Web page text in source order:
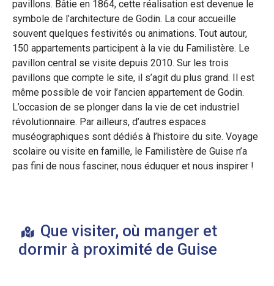
pavillons. Bâtie en 1864, cette réalisation est devenue le
symbole de l’architecture de Godin. La cour accueille
souvent quelques festivités ou animations. Tout autour,
150 appartements participent à la vie du Familistère. Le
pavillon central se visite depuis 2010. Sur les trois
pavillons que compte le site, il s’agit du plus grand. Il est
même possible de voir l’ancien appartement de Godin.
L’occasion de se plonger dans la vie de cet industriel
révolutionnaire. Par ailleurs, d’autres espaces
muséographiques sont dédiés à l’histoire du site. Voyage
scolaire ou visite en famille, le Familistère de Guise n’a
pas fini de nous fasciner, nous éduquer et nous inspirer !
Que visiter, où manger et
dormir à proximité de Guise